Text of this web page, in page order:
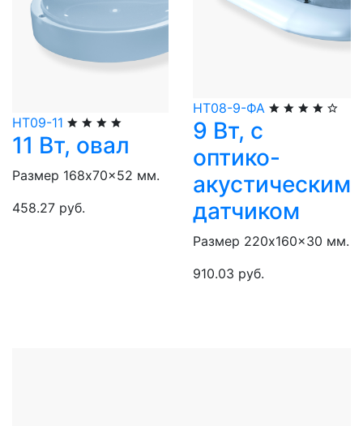
НТ09-11
11 Вт, овал
Размер 168x70x52 мм.
458.27 руб.
НТ08-9-ФА
9 Вт, с
оптико-
акустическим
датчиком
Размер 220x160x30 мм.
910.03 руб.